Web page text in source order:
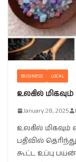
BUSINESS LOCAL
உலகில்
January 28, 2025
உலகில் மிகவும்
பதிவில்
கூட்ட உப்பு